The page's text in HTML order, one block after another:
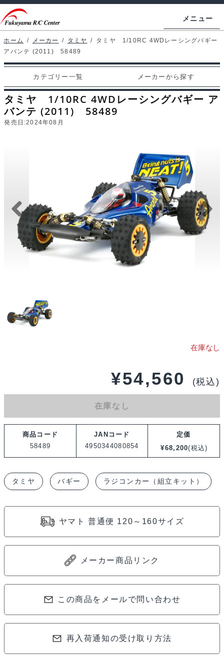
ビ
ゲ
ー
シ
ン
へ
ス
ン
テ
ン
ツ
ス
キ
ッ
メニュー
ホームページ
マイアカウント
カート
支払い
ブログ
ホーム / メーカー / タミヤ / タミヤ 1/10RC 4WDレーシングバギー
アバンテ (2011) 58489
カテゴリー一覧 メーカーから探す
タミヤ 1/10RC 4WDレーシングバギー ア
バンテ (2011) 58489
発売日:2024年08月
¥54,560 (税込)
在庫なし
商品コード
58489
JANコード
4950344080854
定価
¥68,200(税込)
タミヤ バギー ラジコンカー（組立キット）
ヤマト 普通便 120～160サイズ
メーカー商品リンク
この商品をメールで問い合わせ
再入荷通知の受け取り方法